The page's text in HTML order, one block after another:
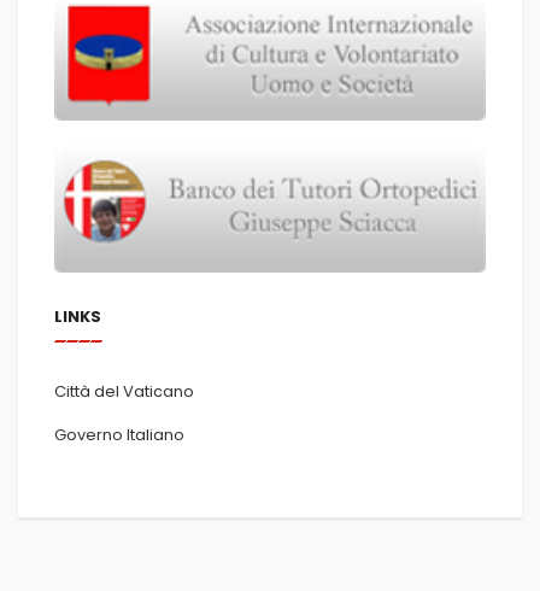
LINKS
Città del Vaticano
Governo Italiano